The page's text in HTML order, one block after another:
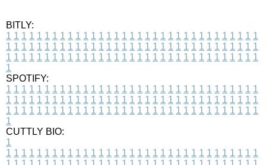
BITLY:
1 1 1 1 1 1 1 1 1 1 1 1 1 1 1 1 1 1 1 1 1 1 1 1 1 1 1 1 1 1 1 1 1
1 1 1 1 1 1 1 1 1 1 1 1 1 1 1 1 1 1 1 1 1 1 1 1 1 1 1 1 1 1 1 1 1
1 1 1 1 1 1 1 1 1 1 1 1 1 1 1 1 1 1 1 1 1 1 1 1 1 1 1 1 1 1 1 1 1
1
SPOTIFY:
1 1 1 1 1 1 1 1 1 1 1 1 1 1 1 1 1 1 1 1 1 1 1 1 1 1 1 1 1 1 1 1 1
1 1 1 1 1 1 1 1 1 1 1 1 1 1 1 1 1 1 1 1 1 1 1 1 1 1 1 1 1 1 1 1 1
1 1 1 1 1 1 1 1 1 1 1 1 1 1 1 1 1 1 1 1 1 1 1 1 1 1 1 1 1 1 1 1 1
1
CUTTLY BIO:
1
1 1 1 1 1 1 1 1 1 1 1 1 1 1 1 1 1 1 1 1 1 1 1 1 1 1 1 1 1 1 1 1 1